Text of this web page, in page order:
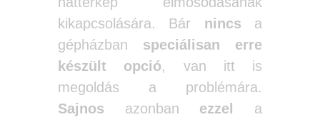
kikapcsolására. Bár nincs a
gépházban speciálisan erre
készült opció, van itt is
megoldás a problémára.
Sajnos azonban ezzel
a